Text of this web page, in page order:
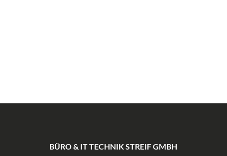
BÜRO & IT TECHNIK STREIF GMBH